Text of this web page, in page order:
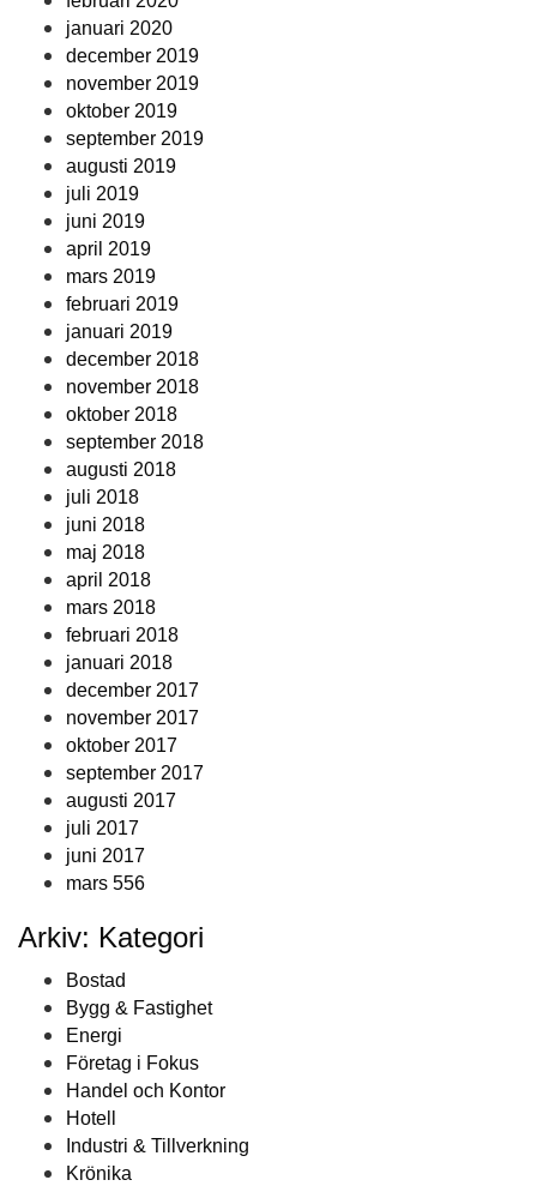
januari 2020
december 2019
november 2019
oktober 2019
september 2019
augusti 2019
juli 2019
juni 2019
april 2019
mars 2019
februari 2019
januari 2019
december 2018
november 2018
oktober 2018
september 2018
augusti 2018
juli 2018
juni 2018
maj 2018
april 2018
mars 2018
februari 2018
januari 2018
december 2017
november 2017
oktober 2017
september 2017
augusti 2017
juli 2017
juni 2017
mars 556
Arkiv: Kategori
Bostad
Bygg & Fastighet
Energi
Företag i Fokus
Handel och Kontor
Hotell
Industri & Tillverkning
Krönika